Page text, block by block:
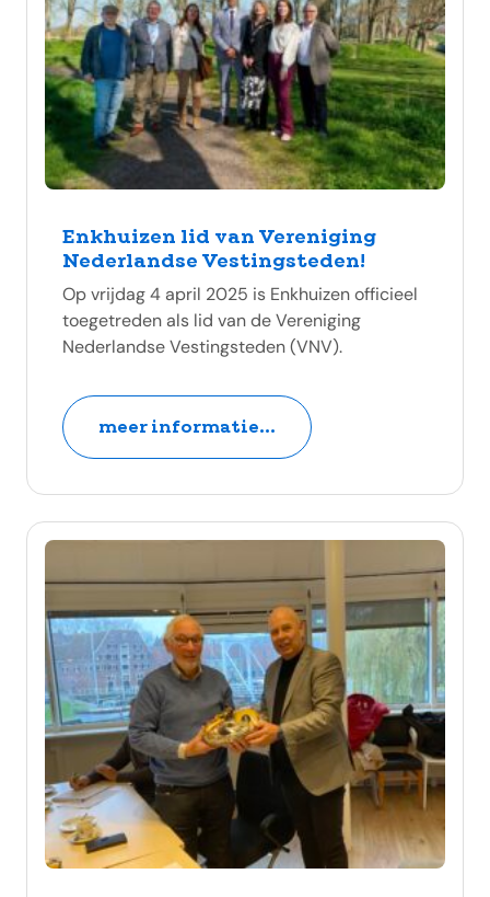
Enkhuizen lid van Vereniging
Nederlandse Vestingsteden!
Op vrijdag 4 april 2025 is Enkhuizen officieel
toegetreden als lid van de Vereniging
Nederlandse Vestingsteden (VNV).
meer informatie...